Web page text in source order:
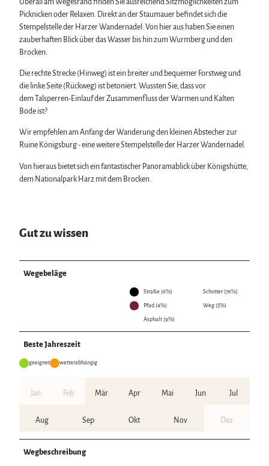
Überall am Wegesrand finden Sie ausreichend Sitzmöglichkeiten zum
Picknicken oder Relaxen. Direkt an der Staumauer befindet sich die
Stempelstelle der Harzer Wandernadel. Von hier aus haben Sie einen
zauberhaften Blick über das Wasser bis hin zum Wurmberg und den
Brocken.
Die rechte Strecke (Hinweg) ist ein breiter und bequemer Forstweg und
die linke Seite (Rückweg) ist betoniert. Wussten Sie, dass vor
dem Talsperren-Einlauf der Zusammenfluss der Warmen und Kalten
Bode ist?
Wir empfehlen am Anfang der Wanderung den kleinen Abstecher zur
Ruine Königsburg - eine weitere Stempelstelle der Harzer Wandernadel.
Von hieraus bietet sich ein fantastischer Panoramablick über Königshütte,
dem Nationalpark Harz mit dem Brocken.
Gut zu wissen
Wegebeläge
Straße (6%) Schotter (76%)
Pfad (4%) Weg (5%)
Asphalt (9%)
Beste Jahreszeit
geeignet wetterabhängig
Jan Feb Mär Apr Mai Jun Jul
Aug Sep Okt Nov Dez
Wegbeschreibung